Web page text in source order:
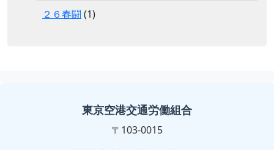
２６春闘 (1)
東京空港交通労働組合
〒103-0015